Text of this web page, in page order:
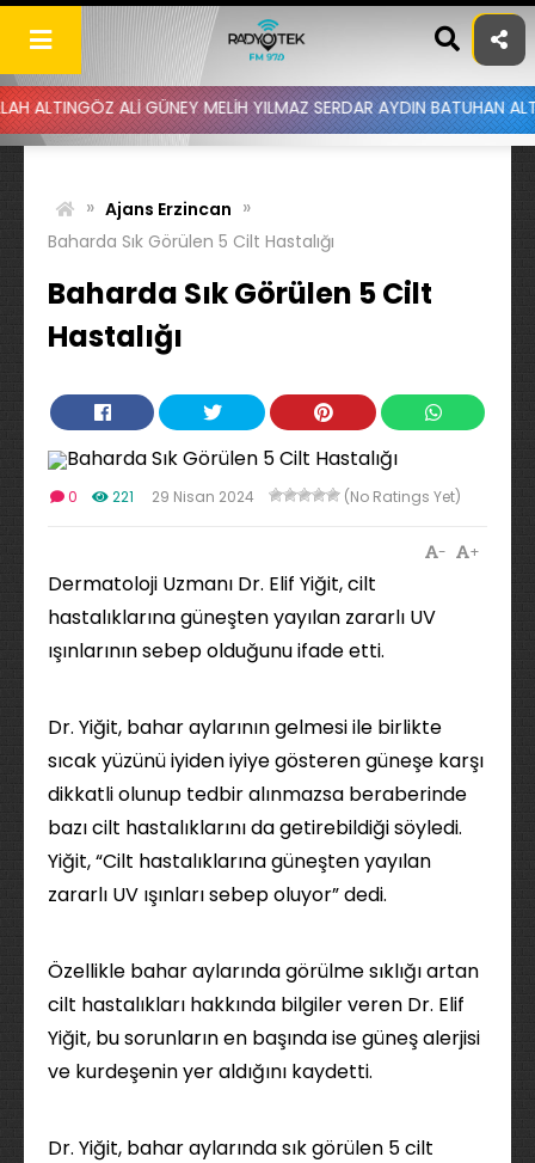
Skip
content
GÜNEY MELİH YILMAZ SERDAR AYDIN BATUHAN ALTINTAŞ
» Ajans Erzincan »
Baharda Sık Görülen 5 Cilt Hastalığı
Baharda Sık Görülen 5 Cilt
Hastalığı
0 221 29 Nisan 2024 (No Ratings Yet)
+
-
Dermatoloji Uzmanı Dr. Elif Yiğit, cilt
hastalıklarına güneşten yayılan zararlı UV
ışınlarının sebep olduğunu ifade etti.
Dr. Yiğit, bahar aylarının gelmesi ile birlikte
sıcak yüzünü iyiden iyiye gösteren güneşe karşı
dikkatli olunup tedbir alınmazsa beraberinde
bazı cilt hastalıklarını da getirebildiği söyledi.
Yiğit, “Cilt hastalıklarına güneşten yayılan
zararlı UV ışınları sebep oluyor” dedi.
Özellikle bahar aylarında görülme sıklığı artan
cilt hastalıkları hakkında bilgiler veren Dr. Elif
Yiğit, bu sorunların en başında ise güneş alerjisi
ve kurdeşenin yer aldığını kaydetti.
Dr. Yiğit, bahar aylarında sık görülen 5 cilt